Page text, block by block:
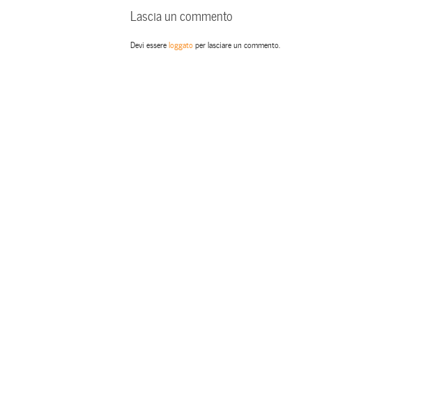
Lascia un commento
Devi essereloggatoper lasciare un commento.